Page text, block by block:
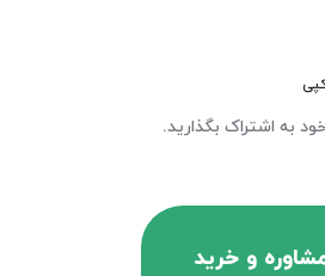
به اشتراک بگذارید.
و خرید